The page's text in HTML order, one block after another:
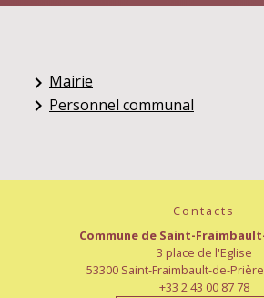
keyboard_arrow_right Mairie
keyboard_arrow_right Personnel communal
Contacts
Commune de Saint-
3 place de l'Eglise
53300 Saint-Fraimbault-de-
+33 2 43 00 87 78